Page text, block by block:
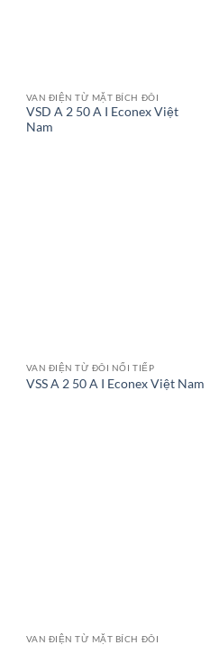
VAN ĐIỆN TỪ MẶT BÍCH ĐÔI
VSD A 2 50 A I Econex Việt
Nam
VAN ĐIỆN TỪ ĐÔI NỐI TIẾP
VSS A 2 50 A I Econex Việt Nam
VAN ĐIỆN TỪ MẶT BÍCH ĐÔI